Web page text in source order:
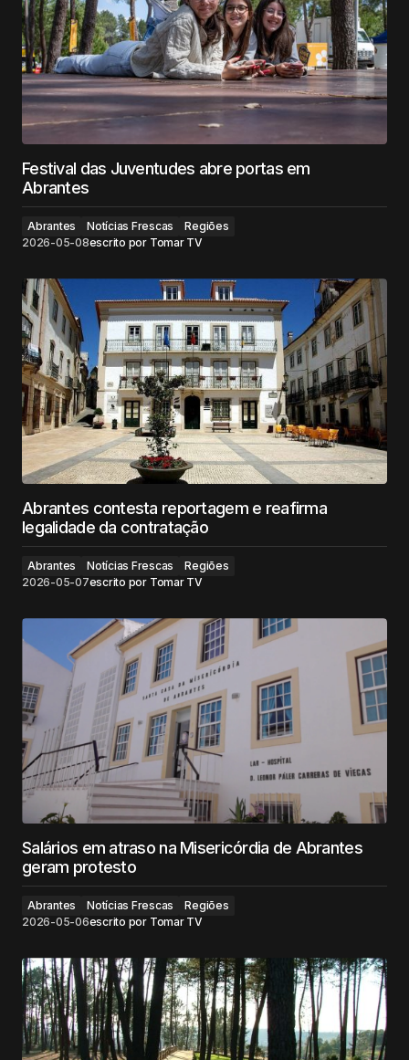
Festival das Juventudes abre portas em
Abrantes
Abrantes Notícias Frescas
Regiões
2026-05-08escrito por Tomar TV
Abrantes contesta reportagem e reafirma
legalidade da contratação
Abrantes Notícias Frescas
Regiões
2026-05-07escrito por Tomar TV
Salários em atraso na Misericórdia de Abrantes
geram protesto
Abrantes Notícias Frescas
Regiões
2026-05-06escrito por Tomar TV